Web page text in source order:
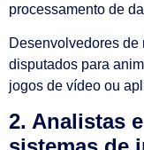
processamento de
Desenvolvedores de
disputados para
jogos de vídeo ou
2. Analistas